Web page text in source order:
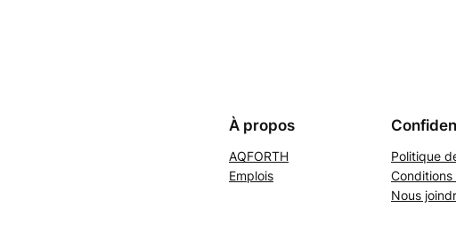
À propos
AQFORTH
Emplois
Politique
Nous